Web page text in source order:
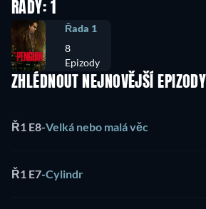
ŘADY: 1
Řada 1
8
Epizody
ZHLÉDNOUT NEJNOVĚJŠÍ EPIZODY
Ř1 E8-Velká nebo malá věc
Ř1 E7-Cylindr